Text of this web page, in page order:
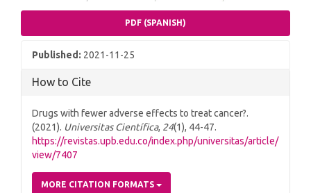
PDF (SPANISH)
Published: 2021-11-25
How to Cite
Drugs with fewer adverse effects to treat cancer?.
(2021). Universitas Científica, 24(1), 44-47.
https://revistas.upb.edu.co/index.php/universitas/article/
view/7407
MORE CITATION FORMATS